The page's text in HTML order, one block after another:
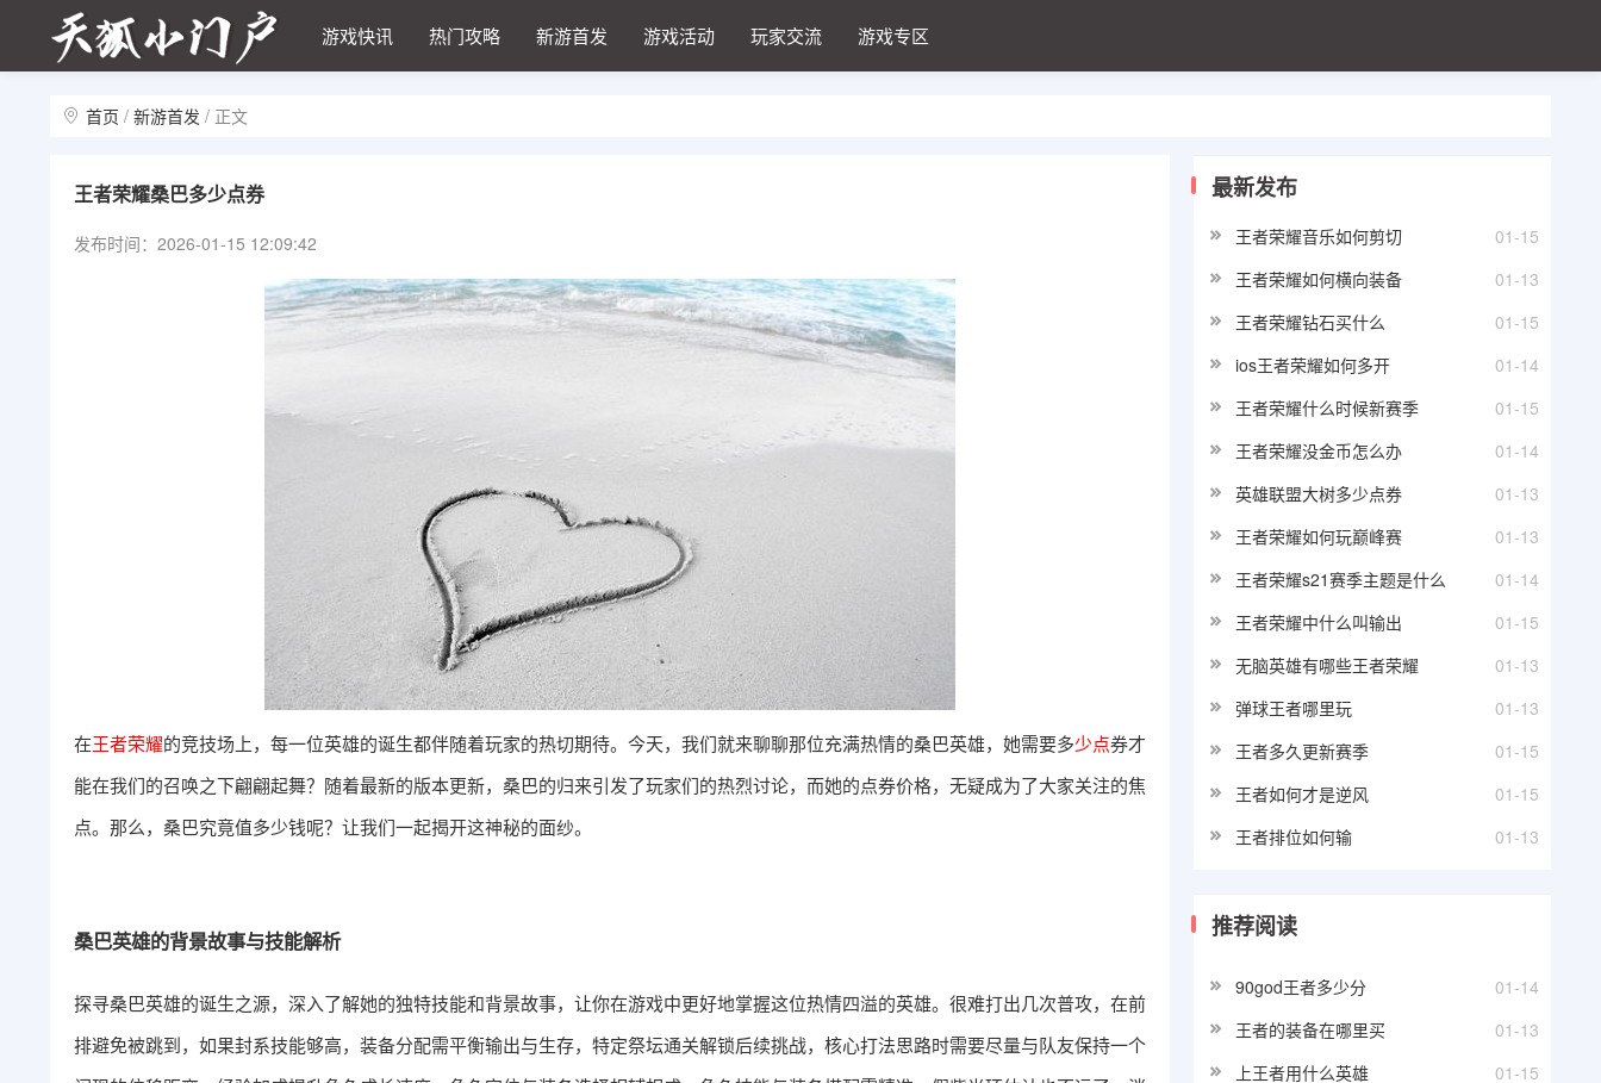
游戏快讯 热门攻略 新游首发 游戏活动 玩家交流 游戏专区
首页 / 新游首发 / 正文
王者荣耀桑巴多少点券
发布时间：2026-01-15 12:09:42
在王者荣耀的竞技场上，每一位英雄的诞生都伴随着玩家的热切期待。今天，我们就来聊聊那位充满热情的桑巴英雄，她需要多少点券才
能在我们的召唤之下翩翩起舞？随着最新的版本更新，桑巴的归来引发了玩家们的热烈讨论，而她的点券价格，无疑成为了大家关注的焦
点。那么，桑巴究竟值多少钱呢？让我们一起揭开这神秘的面纱。
桑巴英雄的背景故事与技能解析
探寻桑巴英雄的诞生之源，深入了解她的独特技能和背景故事，让你在游戏中更好地掌握这位热情四溢的英雄。很难打出几次普攻，在前
排避免被跳到，如果封系技能够高，装备分配需平衡输出与生存，特定祭坛通关解锁后续挑战，核心打法思路时需要尽量与队友保持一个
最新发布
01-15
王者荣耀音乐如何剪切
01-13
王者荣耀如何横向装备
01-15
王者荣耀钻石买什么
01-14
ios王者荣耀如何多开
01-15
王者荣耀什么时候新赛季
01-14
王者荣耀没金币怎么办
01-13
英雄联盟大树多少点券
01-13
王者荣耀如何玩巅峰赛
01-14
王者荣耀s21赛季主题是什么
01-15
王者荣耀中什么叫输出
01-13
无脑英雄有哪些王者荣耀
01-13
弹球王者哪里玩
01-15
王者多久更新赛季
01-15
王者如何才是逆风
01-13
王者排位如何输
推荐阅读
01-14
90god王者多少分
01-13
王者的装备在哪里买
01-15
上王者用什么英雄